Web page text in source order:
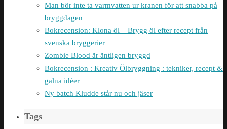
Man bör inte ta varmvatten ur kranen för att snabba på
bryggdagen
Bokrecension: Klona öl – Brygg öl efter recept från
svenska bryggerier
Zombie Blood är äntligen bryggd
Bokrecension : Kreativ Ölbryggning : tekniker, recept &
galna idéer
Ny batch Kludde står nu och jäser
Tags